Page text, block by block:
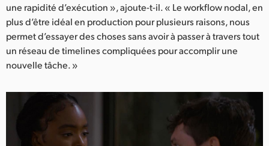
une rapidité d’exécution », ajoute-t-il. « Le workflow nodal, en
plus d’être idéal en production pour plusieurs raisons, nous
permet d’essayer des choses sans avoir à passer à travers tout
un réseau de timelines compliquées pour accomplir une
nouvelle tâche. »